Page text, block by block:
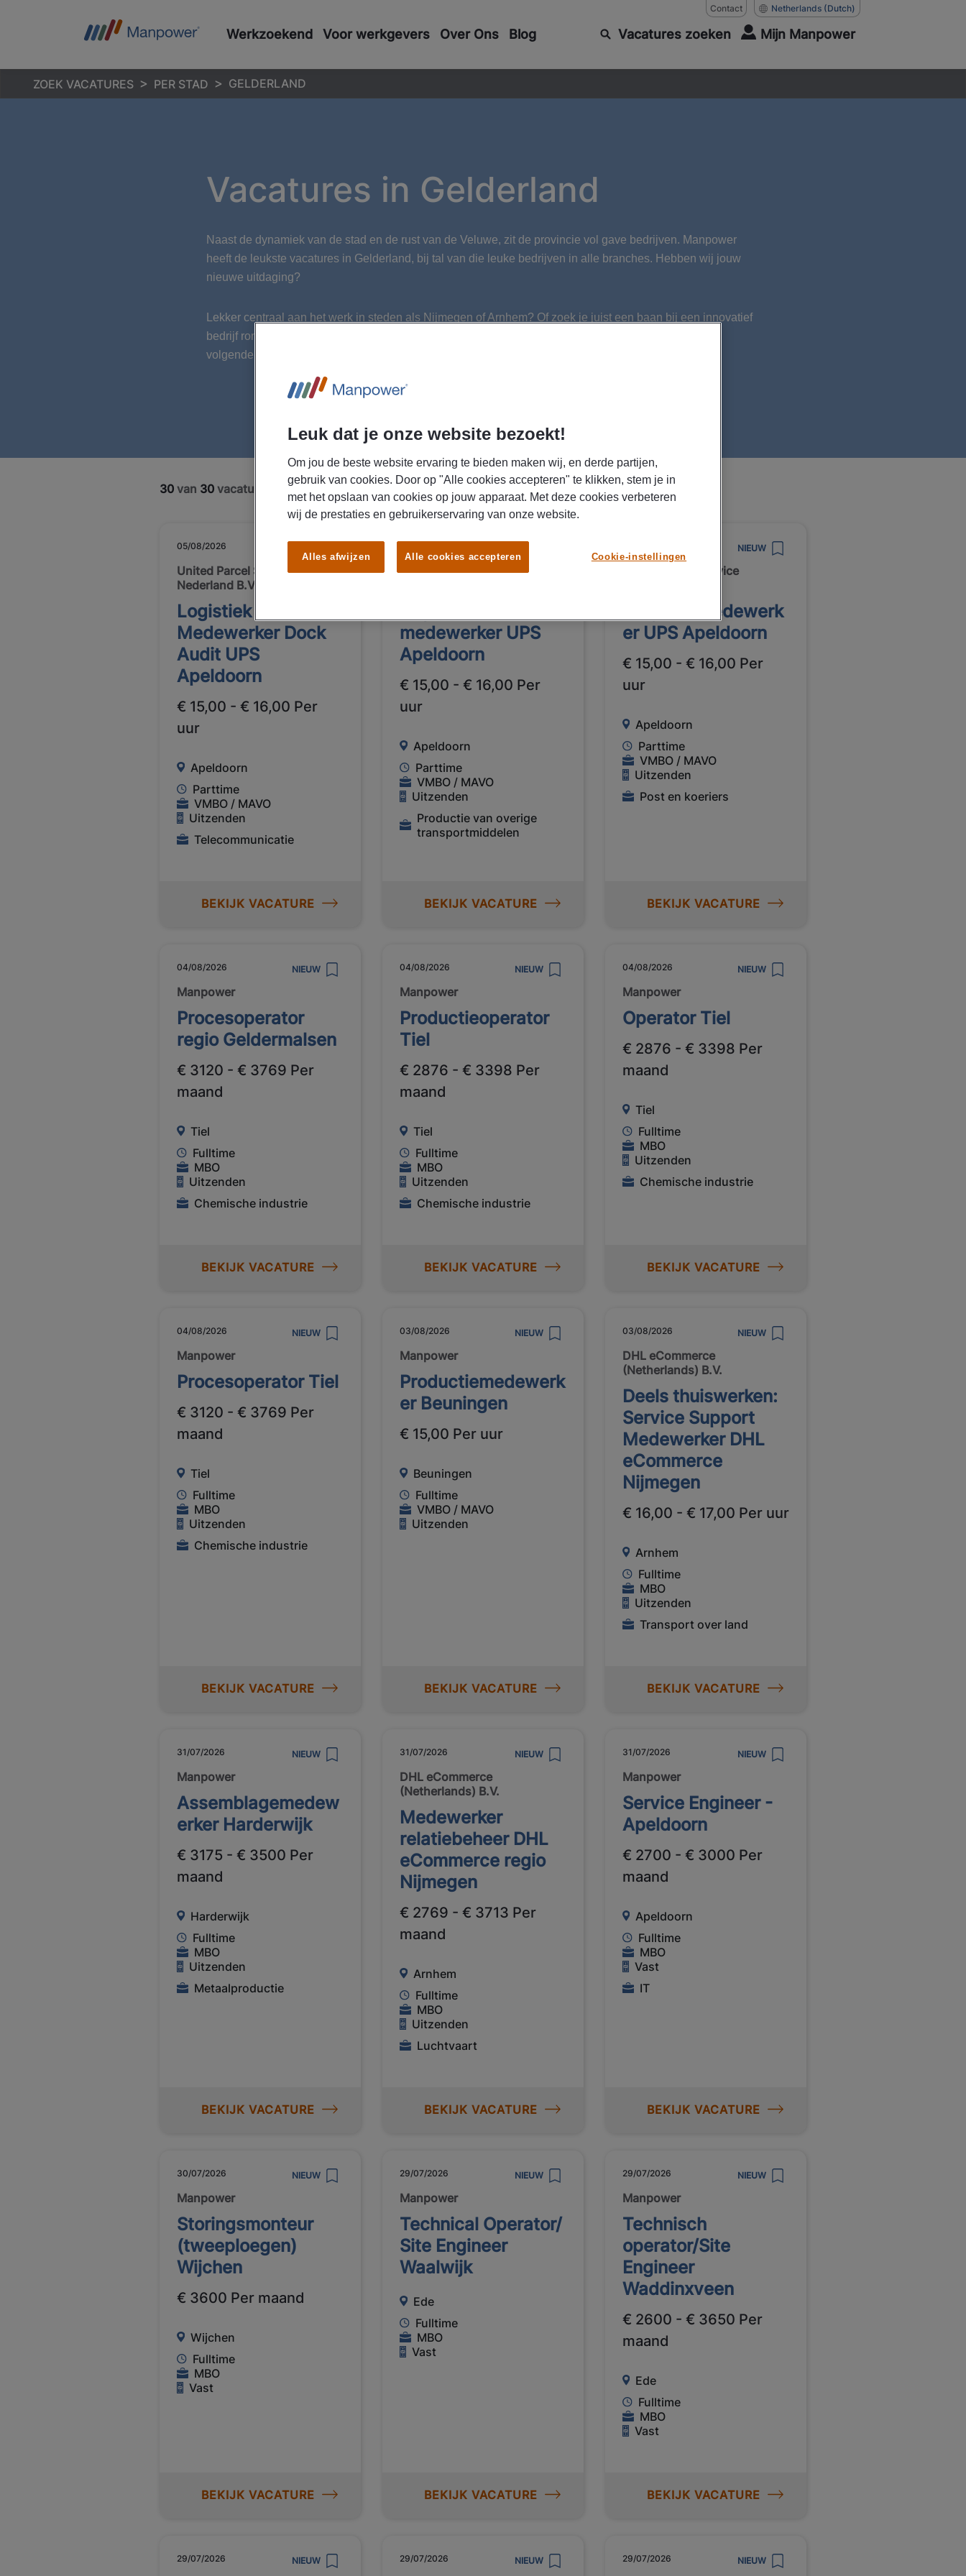
Contact Netherlands (Dutch)
Werkzoekend Voor werkgevers Over Ons Blog Vacatures zoeken Mijn Manpower
ZOEK VACATURES PER STAD GELDERLAND
Vacatures in Gelderland
Naast de dynamiek van de stad en de rust van de Veluwe, zit de provincie vol gave bedrijven. Manpower
heeft de leukste vacatures in Gelderland, bij tal van die leuke bedrijven in alle branches. Hebben wij jouw
nieuwe uitdaging?
Lekker centraal aan het werk in steden als Nijmegen of Arnhem? Of zoek je juist een baan bij een innovatief
bedrijf rond Wageningen of in de logistiek in de Betuwe? Ontdek alle banen in Gel;derland en vind de
volgende stap in jouw carrière.
30 van 30 vacatures getoond
05/08/2026
United Parcel Service
Nederland B.V.
Logistiek
Medewerker Dock
Audit UPS
Apeldoorn
€ 15,00 - € 16,00 Per
uur
Apeldoorn
Parttime
VMBO / MAVO
Uitzenden
Telecommunicatie
BEKIJK VACATURE
United Parcel Service
medewerker UPS
Apeldoorn
€ 15,00 - € 16,00 Per
uur
Apeldoorn
Parttime
VMBO / MAVO
Uitzenden
Productie van overige
transportmiddelen
BEKIJK VACATURE
NIEUW
United Parcel Service
Magazijnmedewerk
er UPS Apeldoorn
€ 15,00 - € 16,00 Per
uur
Apeldoorn
Parttime
VMBO / MAVO
Uitzenden
Post en koeriers
BEKIJK VACATURE
04/08/2026 NIEUW
Manpower
Procesoperator
regio Geldermalsen
€ 3120 - € 3769 Per
maand
Tiel
Fulltime
MBO
Uitzenden
Chemische industrie
BEKIJK VACATURE
04/08/2026 NIEUW
Manpower
Productieoperator
Tiel
€ 2876 - € 3398 Per
maand
Tiel
Fulltime
MBO
Uitzenden
Chemische industrie
BEKIJK VACATURE
04/08/2026 NIEUW
Manpower
Operator Tiel
€ 2876 - € 3398 Per
maand
Tiel
Fulltime
MBO
Uitzenden
Chemische industrie
BEKIJK VACATURE
04/08/2026 NIEUW
Manpower
Procesoperator Tiel
€ 3120 - € 3769 Per
maand
Tiel
Fulltime
MBO
Uitzenden
Chemische industrie
BEKIJK VACATURE
03/08/2026 NIEUW
Manpower
Productiemedewerk
er Beuningen
€ 15,00 Per uur
Beuningen
Fulltime
VMBO / MAVO
Uitzenden
BEKIJK VACATURE
03/08/2026 NIEUW
DHL eCommerce
(Netherlands) B.V.
Deels thuiswerken:
Service Support
Medewerker DHL
eCommerce
Nijmegen
€ 16,00 - € 17,00 Per uur
Arnhem
Fulltime
MBO
Uitzenden
Transport over land
BEKIJK VACATURE
31/07/2026 NIEUW
Manpower
Assemblagemedew
erker Harderwijk
€ 3175 - € 3500 Per
maand
Harderwijk
Fulltime
MBO
Uitzenden
Metaalproductie
BEKIJK VACATURE
31/07/2026 NIEUW
DHL eCommerce
(Netherlands) B.V.
Medewerker
relatiebeheer DHL
eCommerce regio
Nijmegen
€ 2769 - € 3713 Per
maand
Arnhem
Fulltime
MBO
Uitzenden
Luchtvaart
BEKIJK VACATURE
31/07/2026 NIEUW
Manpower
Service Engineer -
Apeldoorn
€ 2700 - € 3000 Per
maand
Apeldoorn
Fulltime
MBO
Vast
IT
BEKIJK VACATURE
30/07/2026 NIEUW
Manpower
Storingsmonteur
(tweeploegen)
Wijchen
€ 3600 Per maand
Wijchen
Fulltime
MBO
Vast
BEKIJK VACATURE
29/07/2026 NIEUW
Manpower
Technical Operator/
Site Engineer
Waalwijk
Ede
Fulltime
MBO
Vast
BEKIJK VACATURE
29/07/2026 NIEUW
Manpower
Technisch
operator/Site
Engineer
Waddinxveen
€ 2600 - € 3650 Per
maand
Ede
Fulltime
MBO
Vast
BEKIJK VACATURE
29/07/2026 NIEUW 29/07/2026 NIEUW 29/07/2026 NIEUW
Leuk dat je onze website bezoekt!
Om jou de beste website ervaring te bieden maken wij, en derde partijen,
gebruik van cookies. Door op "Alle cookies accepteren" te klikken, stem je in
met het opslaan van cookies op jouw apparaat. Met deze cookies verbeteren
wij de prestaties en gebruikerservaring van onze website.
Cookie-instellingen
Alles afwijzen Alle cookies accepteren